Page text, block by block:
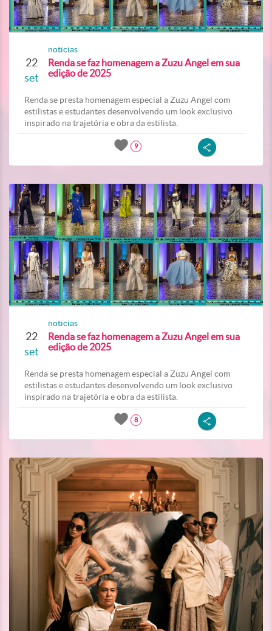
22
set
noticias
Renda se faz homenagem a Zuzu Angel em sua
edição de 2025
Renda se presta homenagem especial a Zuzu Angel com
estilistas e estudantes desenvolvendo um look exclusivo
inspirado na trajetória e obra da estilista.
9
22
set
noticias
Renda se faz homenagem a Zuzu Angel em sua
edição de 2025
Renda se presta homenagem especial a Zuzu Angel com
estilistas e estudantes desenvolvendo um look exclusivo
inspirado na trajetória e obra da estilista.
8